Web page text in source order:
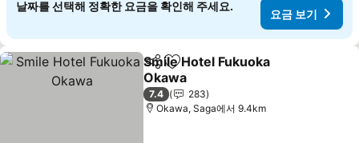
날짜를 선택해 정확한 요금을 확인해 주세요.
요금 보기
공유 즐겨찾기에 추가
Smile Hotel Fukuoka
Okawa
7.4
283
Okawa, Saga에서 9.4km